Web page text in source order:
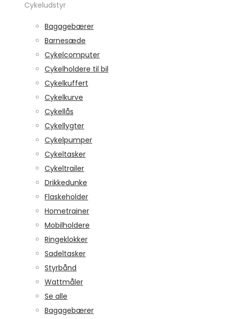
Cykeludstyr
Bagagebærer
Barnesæde
Cykelcomputer
Cykelholdere til bil
Cykelkuffert
Cykelkurve
Cykellås
Cykellygter
Cykelpumper
Cykeltasker
Cykeltrailer
Drikkedunke
Flaskeholder
Hometrainer
Mobilholdere
Ringeklokker
Sadeltasker
Styrbånd
Wattmåler
Se alle
Bagagebærer